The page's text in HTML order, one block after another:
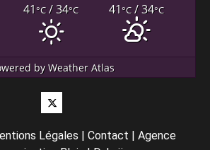
41°C/ 34°C 41°C/ 34°C
byWeather Atlas
Twitter
Légales Contact
Agence